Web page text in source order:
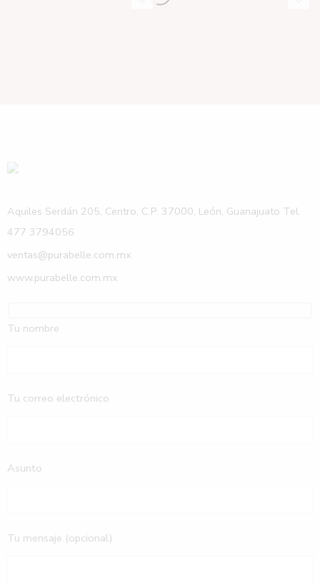
Aquiles Serdán 205, Centro, C.P. 37000, León, Guanajuato Tel.
477 3794056
ventas@purabelle.com.mx
www.purabelle.com.mx
Tu nombre
Tu correo electrónico
Asunto
Tu mensaje (opcional)